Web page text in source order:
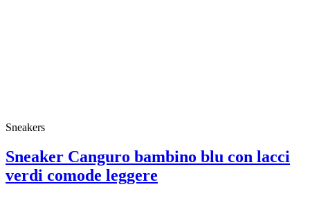
Sneakers
Sneaker Canguro bambino blu con lacci
verdi comode leggere